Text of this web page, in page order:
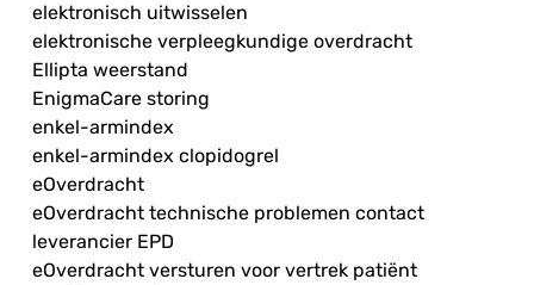
elektronisch uitwisselen
elektronische verpleegkundige overdracht
Ellipta weerstand
EnigmaCare storing
enkel-armindex
enkel-armindex clopidogrel
eOverdracht
eOverdracht technische problemen contact
leverancier EPD
eOverdracht versturen voor vertrek patiënt